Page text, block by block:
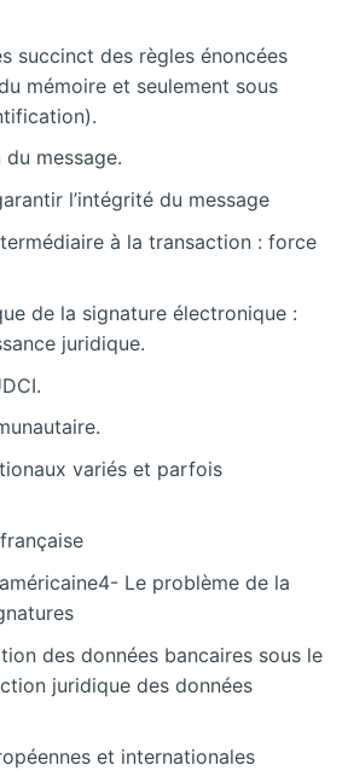
succinct des règles énoncées
mémoire et seulement sous
du message.
l’intégrité du message
à la transaction : force
de la signature électronique :
juridique.
variés et parfois
Le problème de la
des données bancaires sous le
juridique des données
et internationales